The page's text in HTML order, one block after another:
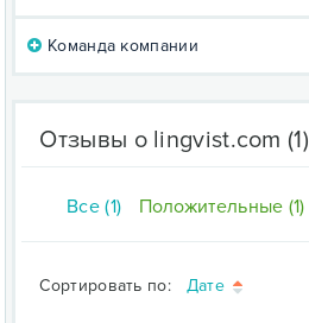
Команда компании
Отзывы о lingvist.com (1)
Все (1) Положительные (1)
Сортировать по: Дате